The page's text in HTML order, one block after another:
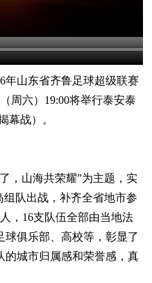
年山东省齐鲁足球超级联赛
周六）19:00将举行泰安泰
幕战）。
山海共荣耀”为主题，实
组队出战，补齐全省地市参
，16支队伍全部由当地法
球俱乐部、高校等，彰显了
的城市归属感和荣誉感，真